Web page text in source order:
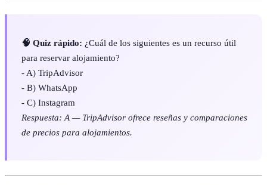
🧠 Quiz rápido: ¿Cuál de los siguientes es un recurso útil
para reservar alojamiento?
- A) TripAdvisor
- B) WhatsApp
- C) Instagram
Respuesta: A — TripAdvisor ofrece reseñas y comparaciones
de precios para alojamientos.